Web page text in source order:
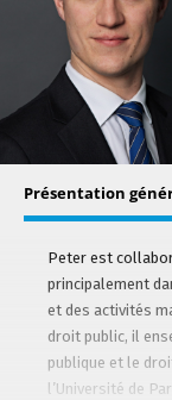
Présentation
Peter est
principalement
et des activités
droit public, il
publique et le
l’Université de